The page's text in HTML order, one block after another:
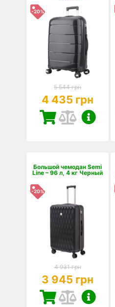
-20%
5 544 грн
4 435 грн
Большой чемодан Semi
Line – 96 л, 4 кг Черный
-20%
4 931 грн
3 945 грн